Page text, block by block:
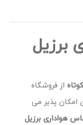
برزیل
از فروشگاه
امکان پذیر می
هواداری برزیل